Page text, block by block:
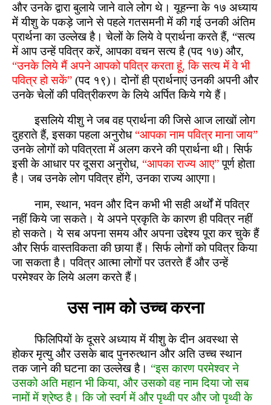
और उनके द्वारा बुलाये जाने वाले लोग थे। यूहन्ना के १७ अध्याय
में यीशु के पकड़े जाने से पहले गतसमनी में की गई उनकी अंतिम
प्रार्थना का उल्लेख है। चेलों के लिये वे प्रार्थना करते हैं, “सत्य
में आप उन्हें पवित्र करें, आपका वचन सत्य है (पद १७) और,
“उनके लिये मैं अपने आपको पवित्र करता हूं, कि सत्य में वे भी
पवित्र हो सकें” (पद १९)। दोनों ही प्रार्थनाएं उनकी अपनी और
उनके चेलों की पवित्रीकरण के लिये अर्पित किये गये हैं।
इसलिये यीशु ने जब वह प्रार्थना की जिसे आज लाखों लोग
दुहराते हैं, इसका पहला अनुरोध “आपका नाम पवित्र माना जाय”
उनके लोगों को पवित्रता में अलग करने की प्रार्थना थी। सिर्फ
इसी के आधार पर दूसरा अनुरोध, “आपका राज्य आए”पूर्ण होता
है। जब उनके लोग पवित्र होंगे, उनका राज्य आएगा।
नाम, स्थान, भवन और दिन कभी भी सही अर्थों में पवित्र
नहीं किये जा सकते। ये अपने प्रकृति के कारण ही पवित्र नहीं
हो सकते। ये सब अपना समय और अपना उद्देश्य पूरा कर चुके हैं
और सिर्फ वास्तविकता की छाया हैं। सिर्फ लोगों को पवित्र किया
जा सकता है। पवित्र आत्मा लोगों पर उतरते हैं और उन्हें
परमेश्वर के लिये अलग करते हैं।
उस नाम को उच्च करना
फिलिपियों के दूसरे अध्याय में यीशु के दीन अवस्था से
होकर मृत्यु और उसके बाद पुनरुत्थान और अति उच्च स्थान
तक जाने की घटना का उल्लेख है। “इस कारण परमेश्वर ने
उसको अति महान भी किया, और उसको वह नाम दिया जो सब
नामों में श्रेष्ठ है। कि जो स्वर्ग में और पृथ्वी पर और जो पृथ्वी के